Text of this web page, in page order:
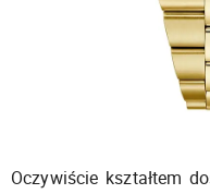
Oczywiście kształtem